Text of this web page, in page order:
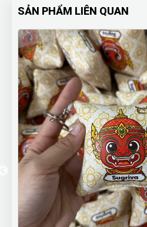
SẢN PHẨM LIÊN QUAN